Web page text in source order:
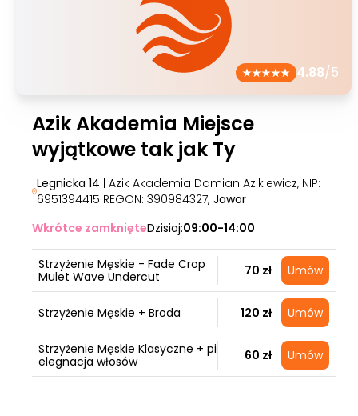
4.88/5
Azik Akademia Miejsce
wyjątkowe tak jak Ty
Legnicka 14 | Azik Akademia Damian Azikiewicz, NIP:
6951394415 REGON: 390984327, Jawor
Wkrótce zamknięteDzisiaj:09:00-14:00
Strzyżenie Męskie - Fade Crop
Mulet Wave Undercut
70 zł Umów
Strzyżenie Męskie + Broda 120 zł Umów
Strzyżenie Męskie Klasyczne + pi
elegnacja włosów
60 zł Umów